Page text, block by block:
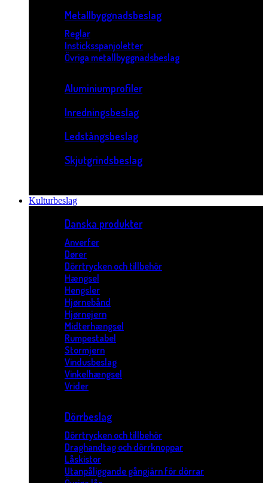
Metallbyggnadsbeslag
Reglar
Insticksspanjoletter
Övriga metallbyggnadsbeslag
Aluminiumprofiler
Inredningsbeslag
Ledstångsbeslag
Skjutgrindsbeslag
Kulturbeslag
Danska produkter
Anverfer
Dører
Dörrtrycken och tillbehör
Hængsel
Hengsler
Hjørnebånd
Hjørnejern
Midterhængsel
Rumpestabel
Stormjern
Vindusbeslag
Vinkelhængsel
Vrider
Dörrbeslag
Dörrtrycken och tillbehör
Draghandtag och dörrknoppar
Låskistor
Utanpåliggande gångjärn för dörrar